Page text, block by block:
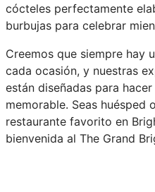
cócteles perfectamente
burbujas para celebrar
Creemos que siempre hay
cada ocasión, y nuestras
están diseñadas para
memorable. Seas huésped
restaurante favorito en
bienvenida al The Grand